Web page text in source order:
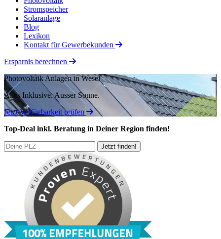
Stromspeicher
Solaranlage
Blog
Lexikon
Kontakt für Gewerbekunden
Ersparnis berechnen
Photovoltaik Anlagen in Wesel
Alles Inklusive.Ausser Sonne.
Jetzt Verfügbarkeit prüfen
Top-Deal inkl. Beratung in Deiner Region finden!